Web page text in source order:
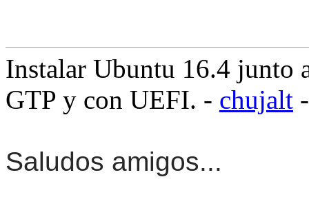
Instalar Ubuntu 16.4 junto
GTP y con UEFI. - chujalt
Saludos amigos...